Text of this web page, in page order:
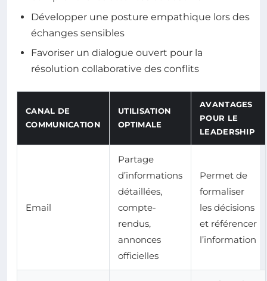
Développer une posture empathique lors des
échanges sensibles
Favoriser un dialogue ouvert pour la
résolution collaborative des conflits
CANAL DE
COMMUNICATION
UTILISATION
OPTIMALE
AVANTAGES
POUR LE
LEADERSHIP
Email
Partage
d’informations
détaillées,
compte-
rendus,
annonces
officielles
Permet de
formaliser
les décisions
et référencer
l’information